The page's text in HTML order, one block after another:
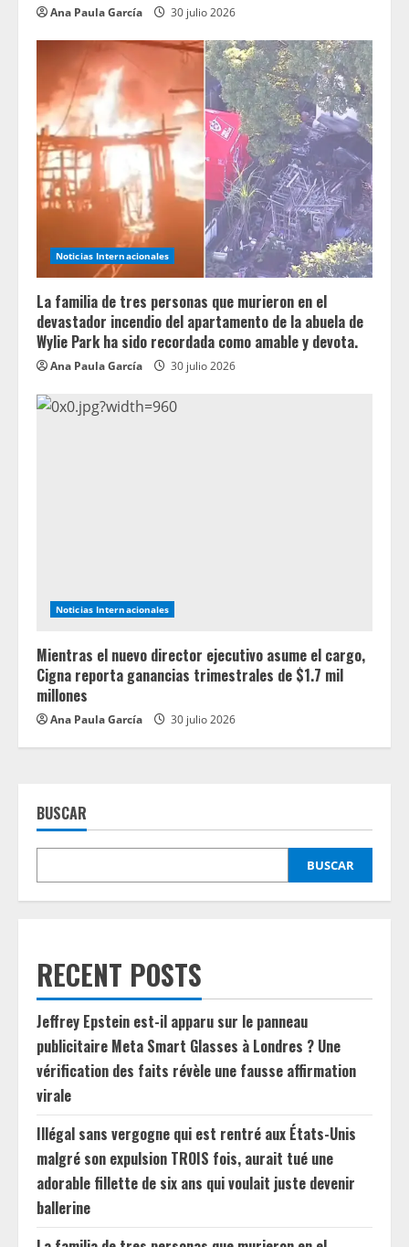
Ana Paula García 30 julio 2026
Noticias Internacionales
La familia de tres personas que murieron en el
devastador incendio del apartamento de la abuela de
Wylie Park ha sido recordada como amable y devota.
Ana Paula García 30 julio 2026
Noticias Internacionales
Mientras el nuevo director ejecutivo asume el cargo,
Cigna reporta ganancias trimestrales de $1.7 mil
millones
Ana Paula García 30 julio 2026
BUSCAR
BUSCAR
RECENT POSTS
Jeffrey Epstein est-il apparu sur le panneau
publicitaire Meta Smart Glasses à Londres ? Une
vérification des faits révèle une fausse affirmation
virale
Illégal sans vergogne qui est rentré aux États-Unis
malgré son expulsion TROIS fois, aurait tué une
adorable fillette de six ans qui voulait juste devenir
ballerine